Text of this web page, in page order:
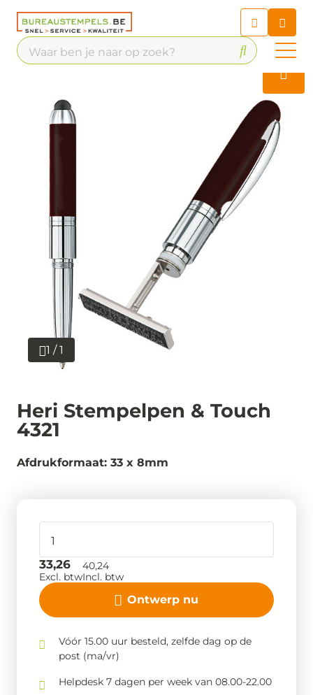
Chat 24/7 met onze chatbot
voor hulp
Contact
1 / 1
Heri Stempelpen & Touch
4321
Afdrukformaat: 33 x 8mm
Ontwerp nu
33,26
Excl. btw
40,24
Incl. btw
Vóór 15.00 uur besteld, zelfde dag op de
post (ma/vr)
Helpdesk 7 dagen per week van 08.00-22.00